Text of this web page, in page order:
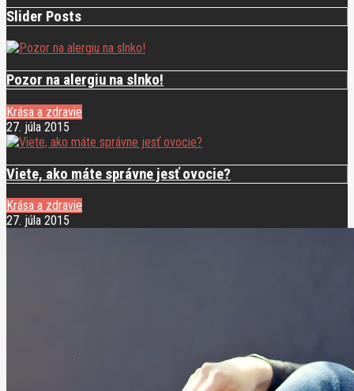
Slider Posts
Pozor na alergiu na slnko!
Krása a zdravie
27. júla 2015
Viete, ako máte správne jesť ovocie?
Krása a zdravie
27. júla 2015